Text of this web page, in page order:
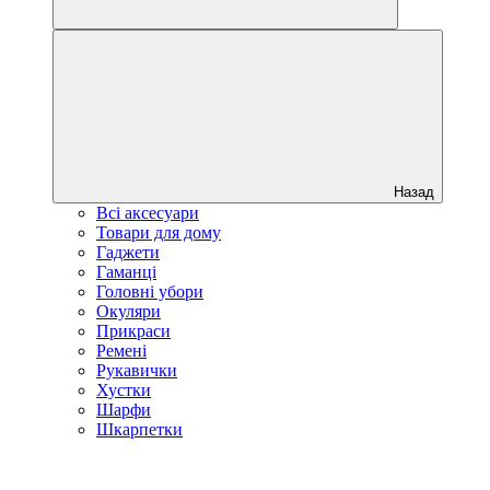
Назад
Всі аксесуари
Товари для дому
Гаджети
Гаманці
Головні убори
Окуляри
Прикраси
Ремені
Рукавички
Хустки
Шарфи
Шкарпетки